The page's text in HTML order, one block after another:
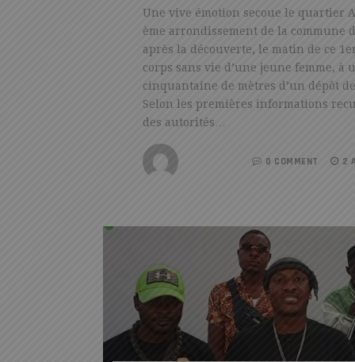
Une vive émotion secoue le quartier
ème arrondissement de la commune
après la découverte, le matin de ce
corps sans vie d’une jeune femme, à
cinquantaine de mètres d’un dépôt
Selon les premières informations
des autorités…
0 COMMENT 2